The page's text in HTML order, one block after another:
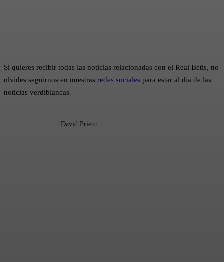
Si quieres recibir todas las noticias relacionadas con el Real Betis, no
olvides seguirnos en nuestras redes sociales para estar al día de las
noticias verdiblancas.
David Prieto